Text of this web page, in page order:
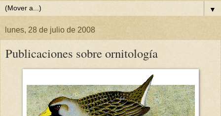
▼
lunes, 28 de julio de 2008
Publicaciones sobre ornitología